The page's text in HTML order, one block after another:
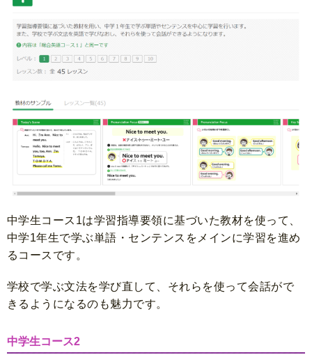
中学生コース1は学習指導要領に基づいた教材を使って、
中学1年生で学ぶ単語・センテンスをメインに学習を進め
るコースです。
学校で学ぶ文法を学び直して、それらを使って会話がで
きるようになるのも魅力です。
中学生コース2